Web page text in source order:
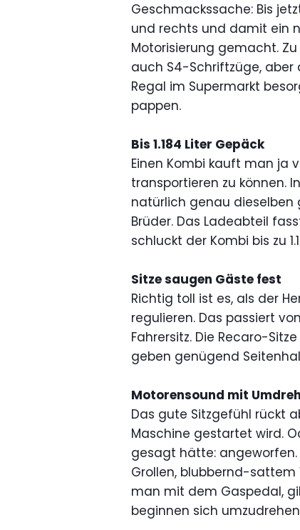
Geschmackssache: Bis
und rechts und damit ein
Motorisierung gemacht.
auch S4-Schriftzüge,
Regal im Supermarkt
pappen.
Bis 1.184 Liter Gepäck
Einen Kombi kauft man ja
transportieren zu können.
natürlich genau dieselben
Brüder. Das Ladeabteil
schluckt der Kombi bis zu
Sitze saugen Gäste fest
Richtig toll ist es, als der
regulieren. Das passiert
Fahrersitz. Die Recaro-
geben genügend
Motorensound mit
Das gute Sitzgefühl rückt
Maschine gestartet wird.
gesagt hätte:
Grollen, blubbernd-sattem
man mit dem Gaspedal,
beginnen sich